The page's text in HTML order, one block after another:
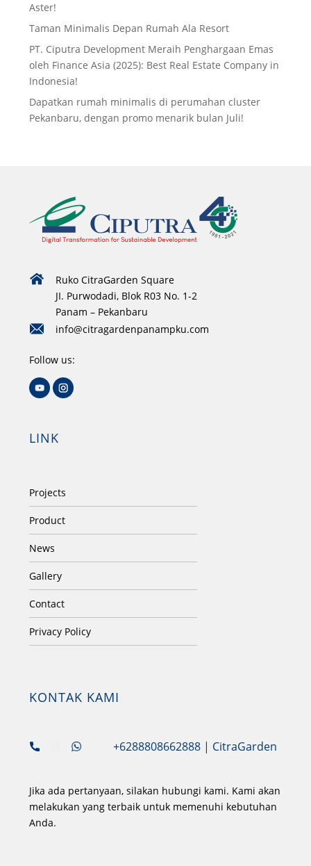
Aster!
Taman Minimalis Depan Rumah Ala Resort
PT. Ciputra Development Meraih Penghargaan Emas
oleh Finance Asia (2025): Best Real Estate Company in
Indonesia!
Dapatkan rumah minimalis di perumahan cluster
Pekanbaru, dengan promo menarik bulan Juli!
Ruko CitraGarden Square
JI. Purwodadi, Blok R03 No. 1-2
Panam – Pekanbaru
info@citragardenpanampku.com
Follow us:
LINK
Projects
Product
News
Gallery
Contact
Privacy Policy
KONTAK KAMI
+6288808662888| CitraGarden
Jika ada pertanyaan, silakan hubungi kami. Kami akan
melakukan yang terbaik untuk memenuhi kebutuhan
Anda.